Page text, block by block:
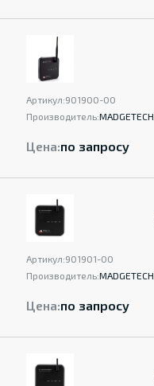
Артикул:901900-00
Производитель:MADGETECH
Цена:по запросу
Артикул:901901-00
Производитель:MADGETECH
Цена:по запросу